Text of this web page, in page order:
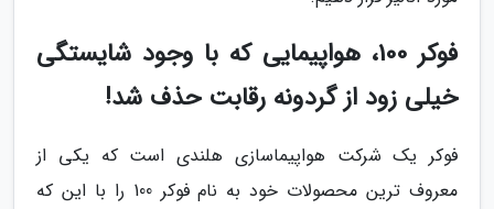
فوکر 100، هواپیمایی که با وجود شایستگی
خیلی زود از گردونه رقابت حذف شد!
فوکر یک شرکت هواپیماسازی هلندی است که یکی از
معروف ترین محصولات خود به نام فوکر 100 را با این که